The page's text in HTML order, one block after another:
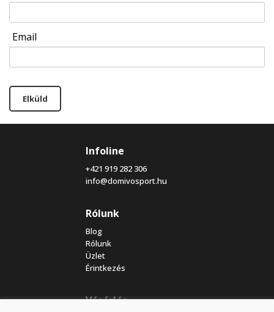
Email
Elküld
Infoline
+421 919 282 306
info@domivosport.hu
Rólunk
Blog
Rólunk
Üzlet
Érintkezés
Vásárlás